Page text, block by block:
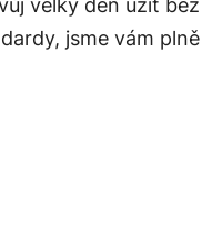
velký den užít
jsme vám